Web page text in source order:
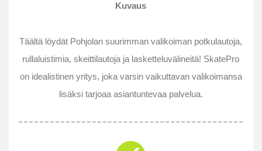
Kuvaus
Täältä löydät Pohjolan suurimman valikoiman potkulautoja,
rullaluistimia, skeittilautoja ja lasketteluvälineitä! SkatePro
on idealistinen yritys, joka varsin vaikuttavan valikoimansa
lisäksi tarjoaa asiantuntevaa palvelua.